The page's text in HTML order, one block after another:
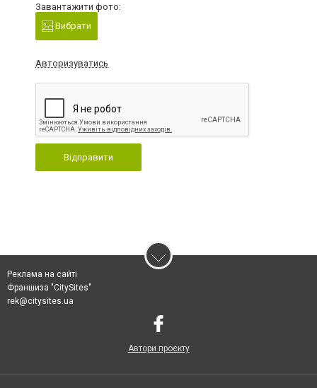
Завантажити фото:
Вибрати
Авторизуватись
Відправити
Реклама на сайті
Франшиза "CitySites"
rek@citysites.ua
Автори проєкту